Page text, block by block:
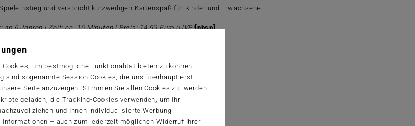
um bestmögliche Funktionalität bieten zu können.
sind sogenannte Session Cookies, die uns überhaupt erst
Seite anzuzeigen. Stimmen Sie allen Cookies zu, werden
geladen, die Tracking-Cookies verwenden, um Ihr
und Ihnen individualisierte Werbung
Informationen – auch zum jederzeit möglichen Widerruf Ihrer
und verspricht kurzweiligen Kartenspaß für Kinder und Erwachsene.
6 Jahren | Zeit: ca. 15 Minuten | Preis: 14,99 Euro (UVP)[nbsp]